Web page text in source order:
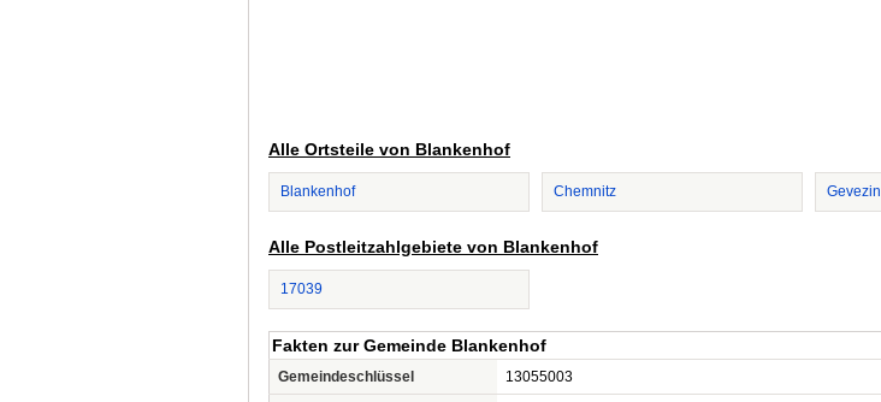
Alle Ortsteile von Blankenhof
Blankenhof Chemnitz Gevezin
Alle Postleitzahlgebiete von Blankenhof
17039
Fakten zur Gemeinde Blankenhof
Gemeindeschlüssel 13055003